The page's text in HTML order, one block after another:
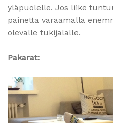
yläpuolelle. Jos liike
painetta varaamalla
olevalle tukijalalle.
Pakarat: